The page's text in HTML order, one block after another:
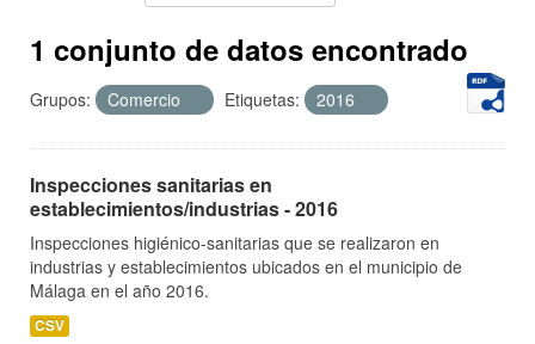
1 conjunto de datos encontrado
Grupos: Comercio Etiquetas: 2016
Inspecciones sanitarias en
establecimientos/industrias - 2016
Inspecciones higiénico-sanitarias que se realizaron en
industrias y establecimientos ubicados en el municipio de
Málaga en el año 2016.
CSV